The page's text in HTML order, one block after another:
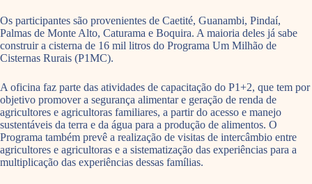
Os participantes são provenientes de Caetité, Guanambi, Pindaí,
Palmas de Monte Alto, Caturama e Boquira. A maioria deles já sabe
construir a cisterna de 16 mil litros do Programa Um Milhão de
Cisternas Rurais (P1MC).
A oficina faz parte das atividades de capacitação do P1+2, que tem por
objetivo promover a segurança alimentar e geração de renda de
agricultores e agricultoras familiares, a partir do acesso e manejo
sustentáveis da terra e da água para a produção de alimentos. O
Programa também prevê a realização de visitas de intercâmbio entre
agricultores e agricultoras e a sistematização das experiências para a
multiplicação das experiências dessas famílias.